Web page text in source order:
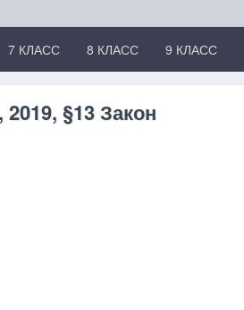
7 КЛАСС 8 КЛАСС 9 КЛАСС
§13 Закон